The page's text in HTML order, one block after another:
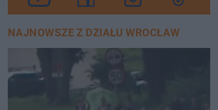
NAJNOWSZE Z DZIAŁU WROCŁAW